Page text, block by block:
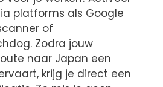
platforms als Google
of
Zodra jouw
naar Japan een
krijg je direct een